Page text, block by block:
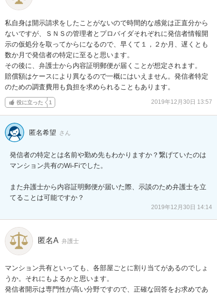
私自身は開示請求をしたことがないので時間的な感覚は正直分から
ないですが、ＳＮＳの管理者とプロバイダそれぞれに発信者情報開
示の仮処分を取ってからになるので、早くて１，２か月、遅くとも
数か月で発信者の特定に至ると思います。
その後に、弁護士から内容証明郵便が届くことが想定されます。
賠償額はケースにより異なるので一概にはいえません。発信者特定
のための調査費用も負担を求められることもあります。
役に立った 1 2019年12月30日 13:57
匿名希望 さん
発信者の特定とは名前や勤め先もわかりますか？繋げていたのは
マンション共有のWi-Fiでした。
また弁護士から内容証明郵便が届いた際、示談のため弁護士を立
てることは可能ですか？
2019年12月30日 14:14
匿名A 弁護士
マンション共有といっても、各部屋ごとに割り当てがあるのでしょ
うか。それにもよるかと思います。
発信者開示は専門性が高い分野ですので、正確な回答をお求めであ